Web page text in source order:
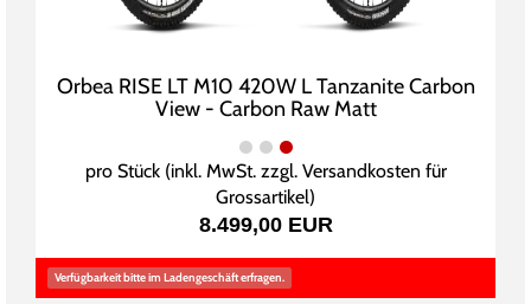
Orbea RISE LT M10 420W L Tanzanite Carbon
View - Carbon Raw Matt
pro Stück (inkl. MwSt. zzgl. Versandkosten für
Grossartikel)
8.499,00 EUR
Verfügbarkeit bitte im Ladengeschäft erfragen.